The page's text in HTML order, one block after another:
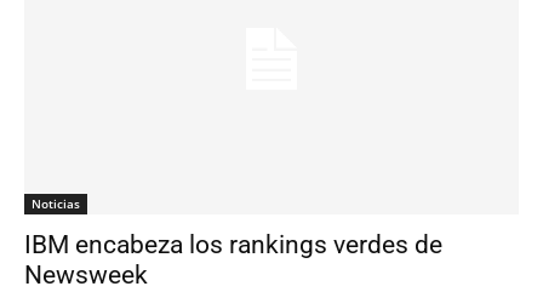
Noticias
IBM encabeza los rankings verdes de
Newsweek